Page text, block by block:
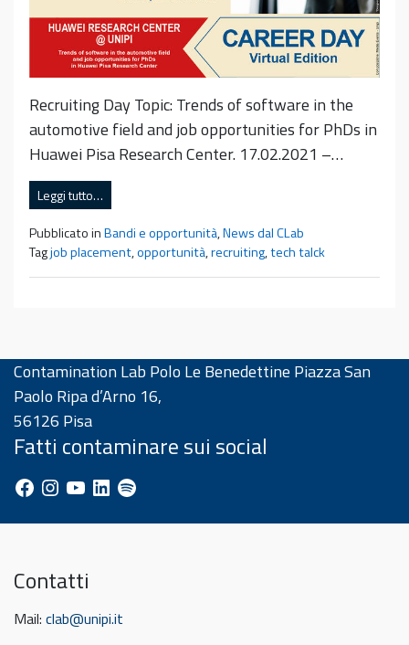
Recruiting Day Topic: Trends of software in the
automotive field and job opportunities for PhDs in
Huawei Pisa Research Center. 17.02.2021 –…
Leggi tutto…
Pubblicato inBandi e opportunità,News dal CLab
Tagjob placement,opportunità,recruiting,tech talck
Contamination Lab Polo Le Benedettine Piazza San
Paolo Ripa d’Arno 16,
56126 Pisa
Fatti contaminare sui social
Facebook
Instagram
YouTube
LinkedInSpotify
Contatti
Mail: clab@unipi.it